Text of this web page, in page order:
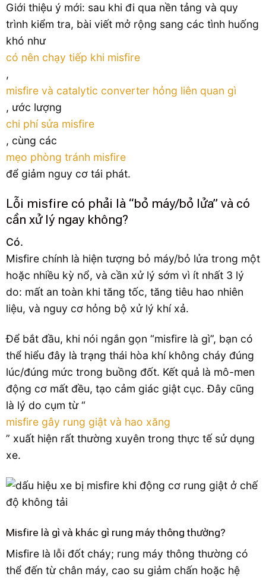
Giới thiệu ý mới: sau khi đi qua nền tảng và quy
trình kiểm tra, bài viết mở rộng sang các tình huống
khó như
có nên chạy tiếp khi misfire
,
misfire và catalytic converter hỏng liên quan gì
, ước lượng
chi phí sửa misfire
, cùng các
mẹo phòng tránh misfire
để giảm nguy cơ tái phát.
Lỗi misfire có phải là “bỏ máy/bỏ lửa” và có
cần xử lý ngay không?
Có.
Misfire chính là hiện tượng bỏ máy/bỏ lửa trong một
hoặc nhiều kỳ nổ, và cần xử lý sớm vì ít nhất 3 lý
do: mất an toàn khi tăng tốc, tăng tiêu hao nhiên
liệu, và nguy cơ hỏng bộ xử lý khí xả.
Để bắt đầu, khi nói ngắn gọn “misfire là gì”, bạn có
thể hiểu đây là trạng thái hòa khí không cháy đúng
lúc/đúng mức trong buồng đốt. Kết quả là mô-men
động cơ mất đều, tạo cảm giác giật cục. Đây cũng
là lý do cụm từ “
misfire gây rung giật và hao xăng
” xuất hiện rất thường xuyên trong thực tế sử dụng
xe.
Misfire là gì và khác gì rung máy thông thường?
Misfire là lỗi đốt cháy; rung máy thông thường có
thể đến từ chân máy, cao su giảm chấn hoặc hệ